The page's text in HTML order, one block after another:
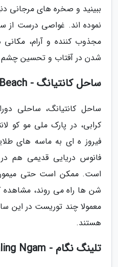
ببینید و صخره های مرجانی
نموده اند. غواصی درست از
مجذوب کننده و آرام، مکانی
شدن در آفتاب و تحسین چشم
ساحل کانتیانگ - Kantiang Beach
ساحل کانتیانگ، ساحلی
کرابی، در پارک ملی مو کو
فیروز ه ای به ماسه های
فانوس دریایی قدیمی هم
است. ممکن است حتی میمون
شن ها راه می روند،
معمولا چند توریست در این
هستند.
تلینگ نگام - Taling Ngam